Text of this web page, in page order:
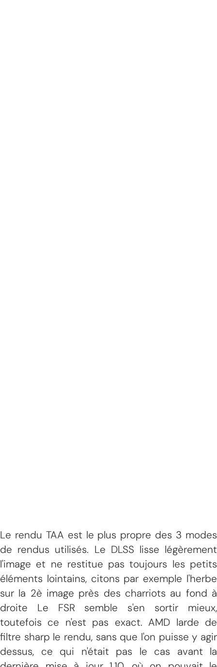
Le rendu TAA est le plus propre des 3 modes
de rendus utilisés. Le DLSS lisse légèrement
l'image et ne restitue pas toujours les petits
éléments lointains, citons par exemple l'herbe
sur la 2è image près des charriots au fond à
droite Le FSR semble s'en sortir mieux,
toutefois ce n'est pas exact. AMD larde de
filtre sharp le rendu, sans que l'on puisse y agir
dessus, ce qui n'était pas le cas avant la